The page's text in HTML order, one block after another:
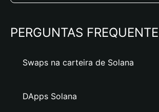
PERGUNTAS
Swaps na carteira de Solana
DApps Solana